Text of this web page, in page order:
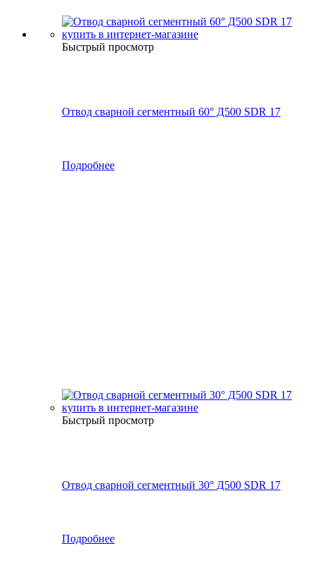
Быстрый просмотр
Отвод сварной сегментный 60° Д500 SDR 17
Подробнее
Быстрый просмотр
Отвод сварной сегментный 30° Д500 SDR 17
Подробнее